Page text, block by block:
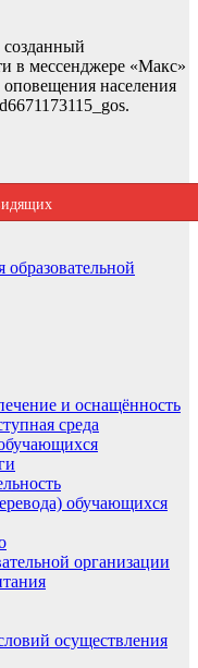
в мессенджере «Макс»
населения
и оснащённость
среда
обучающихся
организации
осуществления